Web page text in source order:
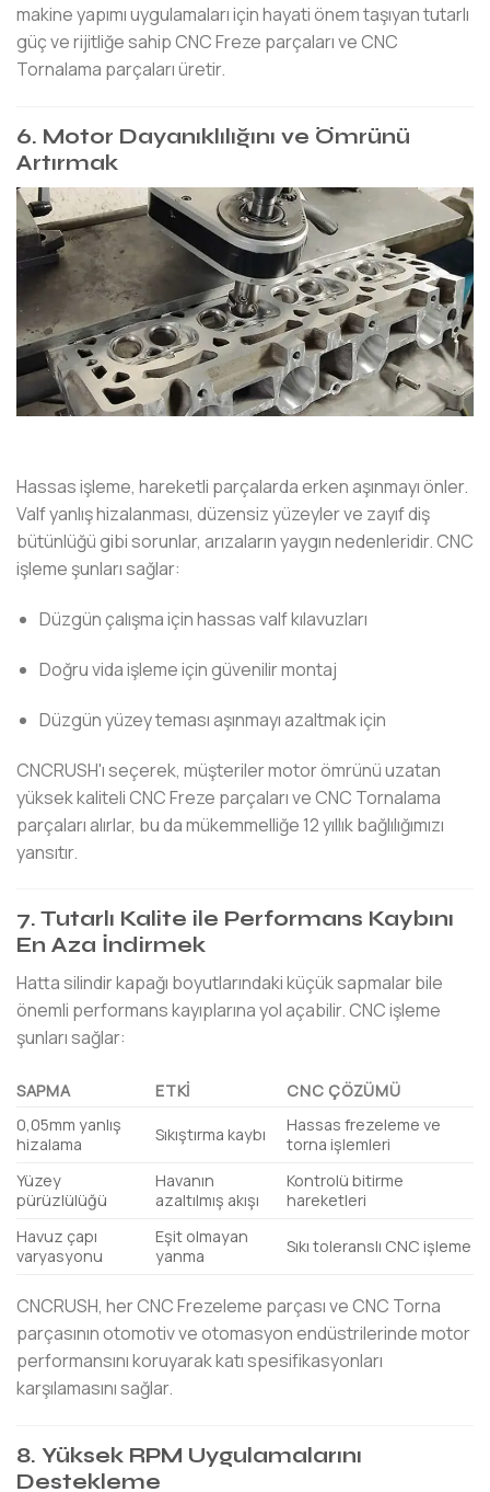
makine yapımı uygulamaları için hayati önem taşıyan tutarlı
güç ve rijitliğe sahip CNC Freze parçaları ve CNC
Tornalama parçaları üretir.
6. Motor Dayanıklılığını ve Ömrünü
Artırmak
Hassas işleme, hareketli parçalarda erken aşınmayı önler.
Valf yanlış hizalanması, düzensiz yüzeyler ve zayıf diş
bütünlüğü gibi sorunlar, arızaların yaygın nedenleridir. CNC
işleme şunları sağlar:
Düzgün çalışma için hassas valf kılavuzları
Doğru vida işleme için güvenilir montaj
Düzgün yüzey teması aşınmayı azaltmak için
CNCRUSH'ı seçerek, müşteriler motor ömrünü uzatan
yüksek kaliteli CNC Freze parçaları ve CNC Tornalama
parçaları alırlar, bu da mükemmelliğe 12 yıllık bağlılığımızı
yansıtır.
7. Tutarlı Kalite ile Performans Kaybını
En Aza İndirmek
Hatta silindir kapağı boyutlarındaki küçük sapmalar bile
önemli performans kayıplarına yol açabilir. CNC işleme
şunları sağlar:
SAPMA ETKI
CNC ÇÖZÜMÜ
0,05mm yanlış
hizalama
Sıkıştırma kaybı
Hassas frezeleme ve
torna işlemleri
Yüzey
pürüzlülüğü
Havanın
azaltılmış akışı
Kontrolü bitirme
hareketleri
Havuz çapı
varyasyonu
Eşit olmayan
yanma
Sıkı toleranslı CNC işleme
CNCRUSH, her CNC Frezeleme parçası ve CNC Torna
parçasının otomotiv ve otomasyon endüstrilerinde motor
performansını koruyarak katı spesifikasyonları
karşılamasını sağlar.
8. Yüksek RPM Uygulamalarını
Destekleme